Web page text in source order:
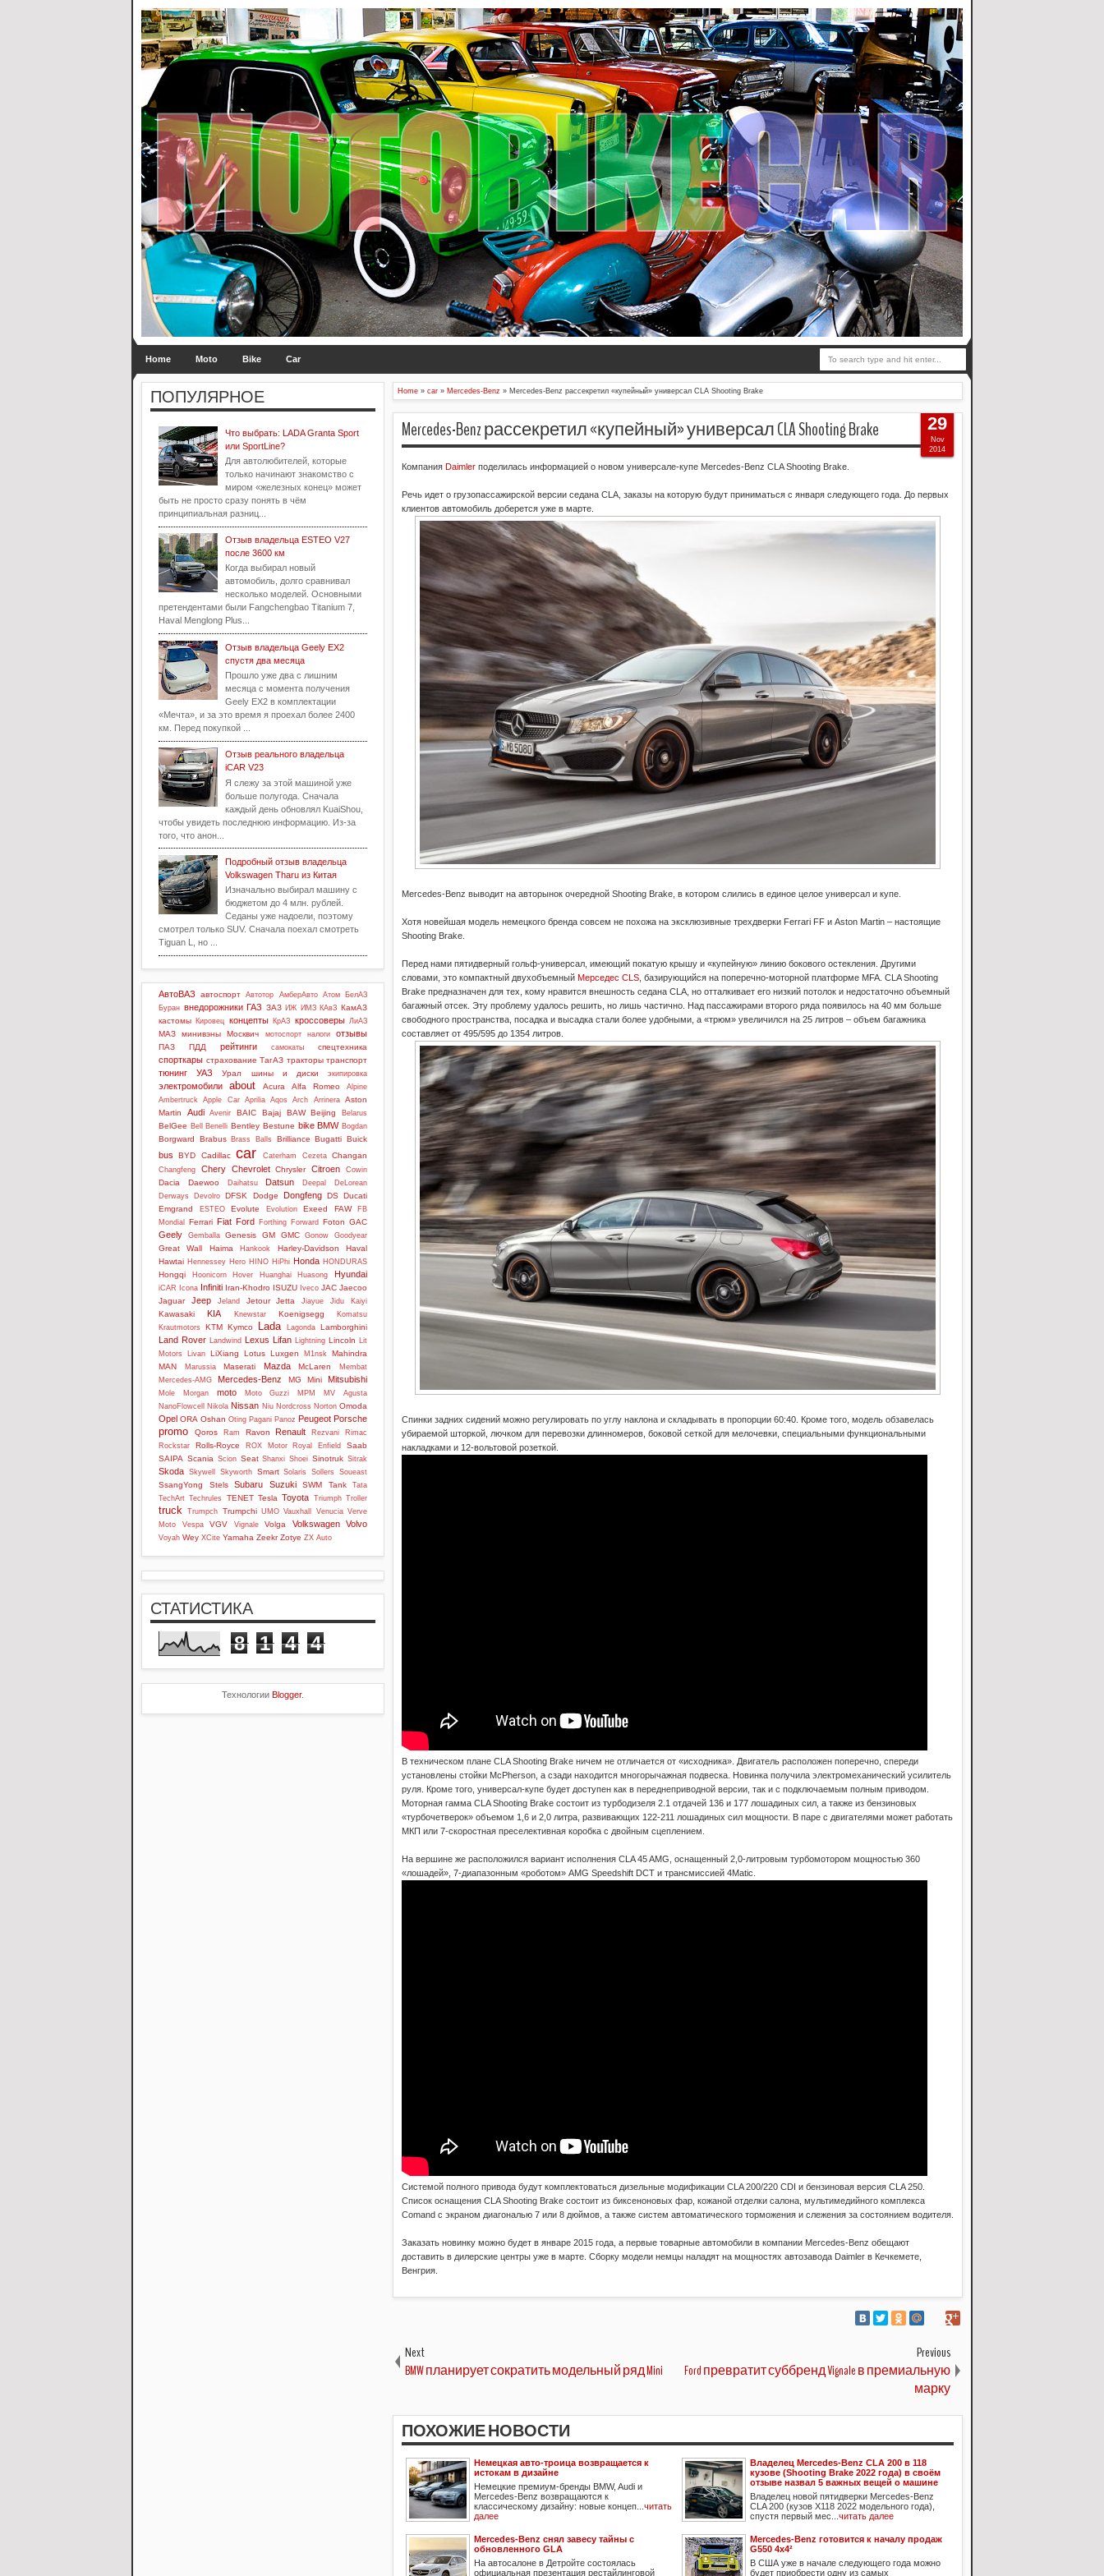
Home Moto Bike Car
Home » car » Mercedes-Benz » Mercedes-Benz рассекретил «купейный» универсал CLA Shooting Brake
Mercedes-Benz рассекретил «купейный» универсал CLA Shooting Brake
Компания Daimler поделилась информацией о новом универсале-купе Mercedes-Benz CLA Shooting Brake.
Речь идет о грузопассажирской версии седана CLA, заказы на которую будут приниматься с января следующего года. До первых
клиентов автомобиль доберется уже в марте.
Mercedes-Benz выводит на авторынок очередной Shooting Brake, в котором слились в единое целое универсал и купе.
Хотя новейшая модель немецкого бренда совсем не похожа на эксклюзивные трехдверки Ferrari FF и Aston Martin – настоящие
Shooting Brake.
Перед нами пятидверный гольф-универсал, имеющий покатую крышу и «купейную» линию бокового остекления. Другими
словами, это компактный двухобъемный Мерседес CLS , базирующийся на поперечно-моторной платформе MFA. CLA Shooting
Brake предназначен для тех, кому нравится внешность седана CLA, но отталкивает его низкий потолок и недостаточно объемный
багажный отсек. Эту проблему удалось решить, но лишь частично. Над пассажирами второго ряда появилось на 40 мм больше
свободного пространства, посадка и высадка стали более удобными, а «трюм» увеличился на 25 литров – объем багажника
составляет от 495/595 до 1354 литров.
Спинки задних сидений можно регулировать по углу наклона и складывать в пропорции 60:40. Кроме того, модель обзавелась
убираемой шторкой, лючком для перевозки длинномеров, боковой сеткой для мелочевки, специальными функциональными
накладками и 12-вольтовой розеткой.
В техническом плане CLA Shooting Brake ничем не отличается от «исходника». Двигатель расположен поперечно, спереди
установлены стойки McPherson, а сзади находится многорычажная подвеска. Новинка получила электромеханический усилитель
руля. Кроме того, универсал-купе будет доступен как в переднеприводной версии, так и с подключаемым полным приводом.
Моторная гамма CLA Shooting Brake состоит из турбодизеля 2.1 отдачей 136 и 177 лошадиных сил, а также из бензиновых
«турбочетверок» объемом 1,6 и 2,0 литра, развивающих 122-211 лошадиных сил мощности. В паре с двигателями может работать
МКП или 7-скоростная преселективная коробка с двойным сцеплением.
На вершине же расположился вариант исполнения CLA 45 AMG, оснащенный 2,0-литровым турбомотором мощностью 360
«лошадей», 7-диапазонным «роботом» AMG Speedshift DCT и трансмиссией 4Matic.
Системой полного привода будут комплектоваться дизельные модификации CLA 200/220 CDI и бензиновая версия CLA 250.
Список оснащения CLA Shooting Brake состоит из биксеноновых фар, кожаной отделки салона, мультимедийного комплекса
Comand с экраном диагональю 7 или 8 дюймов, а также систем автоматического торможения и слежения за состоянием водителя.
Заказать новинку можно будет в январе 2015 года, а первые товарные автомобили в компании Mercedes-Benz обещают
доставить в дилерские центры уже в марте. Сборку модели немцы наладят на мощностях автозавода Daimler в Кечкемете,
Венгрия.
29
Nov
2014
Next
BMW планирует сократить модельный ряд Mini
Previous
Ford превратит суббренд Vignale в премиальную
марку
ПОХОЖИЕ НОВОСТИ
Немецкая авто-троица возвращается к
истокам в дизайне
Немецкие премиум-бренды BMW, Audi и
Mercedes-Benz возвращаются к
классическому дизайну: новые концеп... читать
далее
Владелец Mercedes-Benz CLA 200 в 118
кузове (Shooting Brake 2022 года) в своём
отзыве назвал 5 важных вещей о машине
Владелец новой пятидверки Mercedes-Benz
CLA 200 (кузов X118 2022 модельного года),
спустя первый мес... читать далее
Mercedes-Benz снял завесу тайны с
обновленного GLA
На автосалоне в Детройте состоялась
официальная презентация рестайлинговой
Mercedes-Benz готовится к началу продаж
G550 4х4²
В США уже в начале следующего года можно
будет приобрести одну из самых
ПОПУЛЯРНОЕ
Что выбрать: LADA Granta Sport
или SportLine?
Для автолюбителей, которые
только начинают знакомство с
миром «железных конец» может
быть не просто сразу понять в чём
принципиальная разниц...
Отзыв владельца ESTEO V27
после 3600 км
Когда выбирал новый
автомобиль, долго сравнивал
несколько моделей. Основными
претендентами были Fangchengbao Titanium 7,
Haval Menglong Plus...
Отзыв владельца Geely EX2
спустя два месяца
Прошло уже два с лишним
месяца с момента получения
Geely EX2 в комплектации
«Мечта», и за это время я проехал более 2400
км. Перед покупкой ...
Отзыв реального владельца
iCAR V23
Я слежу за этой машиной уже
больше полугода. Сначала
каждый день обновлял KuaiShou,
чтобы увидеть последнюю информацию. Из-за
того, что анон...
Подробный отзыв владельца
Volkswagen Tharu из Китая
Изначально выбирал машину с
бюджетом до 4 млн. рублей.
Седаны уже надоели, поэтому
смотрел только SUV. Сначала поехал смотреть
Tiguan L, но ...
АвтоВАЗ автоспорт Автотор АмберАвто Атом
БелАЗ
Буран внедорожники ГАЗ ЗАЗ ИЖ ИМЗ КАвЗ КамАЗ
кастомы Кировец концепты КрАЗ кроссоверы ЛиАЗ
МАЗ минивэны Москвич мотоспорт налоги отзывы
ПАЗ ПДД рейтинги самокаты спецтехника
спорткары страхование ТагАЗ тракторы транспорт
тюнинг УАЗ Урал шины и диски экипировка
электромобили about Acura Alfa Romeo
Alpine
Ambertruck
Apple Car Aprilia Aqos Arch Arrinera
Aston
Martin
Audi Avenir BAIC Bajaj BAW Beijing Belarus
BelGee Bell Benelli Bentley Bestune bike BMW Bogdan
Borgward Brabus Brass Balls Brilliance Bugatti Buick
bus BYD Cadillac car Caterham Cezeta Changan
Changfeng Chery Chevrolet Chrysler Citroen Cowin
Dacia Daewoo Daihatsu Datsun Deepal
DeLorean
Derways
Devolro DFSK Dodge Dongfeng DS Ducati
Emgrand
ESTEO Evolute Evolution Exeed FAW
FB
Mondial
Ferrari Fiat Ford Forthing Forward Foton GAC
Geely Gemballa Genesis GM GMC Gonow Goodyear
Great Wall Haima Hankook Harley-Davidson
Haval
Hawtai Hennessey Hero HINO HiPhi Honda HONDURAS
Hongqi Hoonicorn Hover Huanghai Huasong Hyundai
iCAR Icona Infiniti Iran-Khodro ISUZU Iveco JAC Jaecoo
Jaguar
Jeep Jeland Jetour Jetta Jiayue Jidu Kaiyi
Kawasaki KIA Knewstar Koenigsegg
Komatsu
Krautmotors KTM Kymco Lada Lagonda Lamborghini
Land Rover Landwind Lexus Lifan Lightning Lincoln Lit
Motors
Livan LiXiang Lotus Luxgen M1nsk Mahindra
MAN
Marussia Maserati Mazda McLaren
Membat
Mercedes-AMG
Mercedes-Benz MG Mini Mitsubishi
Mole Morgan moto Moto Guzzi MPM
MV Agusta
NanoFlowcell
Nikola Nissan Niu Nordcross Norton Omoda
Opel ORA Oshan Oting Pagani Panoz Peugeot Porsche
promo Qoros Ram Ravon Renault Rezvani
Rimac
Rockstar
Rolls-Royce ROX Motor Royal Enfield
Saab
SAIPA Scania Scion Seat Shanxi Shoei Sinotruk Sitrak
Skoda Skywell Skyworth Smart Solaris Sollers Soueast
SsangYong Stels Subaru Suzuki SWM Tank
Tata
TechArt Techrules TENET Tesla Toyota Triumph Troller
truck Trumpch Trumpchi UMO Vauxhall Venucia Verve
Moto
Vespa VGV Vignale Volga Volkswagen Volvo
Voyah Wey XCite Yamaha Zeekr Zotye ZX Auto
СТАТИСТИКА
8
1 4 4
Технологии Blogger.